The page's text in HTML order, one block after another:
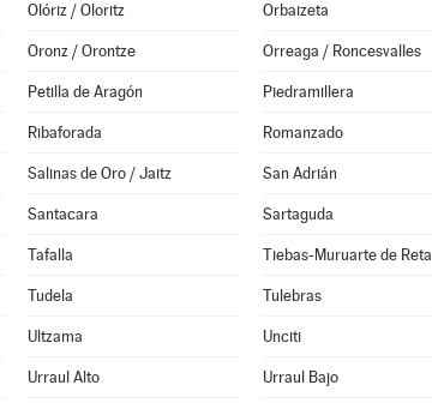
Olóriz / Oloritz Orbaizeta
Oronz / Orontze Orreaga / Roncesvalles
Petilla de Aragón Piedramillera
Ribaforada Romanzado
Salinas de Oro / Jaitz San Adrián
Santacara Sartaguda
Tafalla Tiebas-Muruarte de Reta
Tudela Tulebras
Ultzama Unciti
Urraul Alto Urraul Bajo